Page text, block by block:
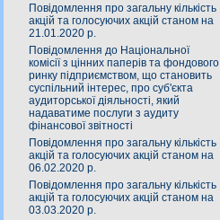
Повідомлення про загальну кількість
акцій та голосуючих акцій станом на
21.01.2020 р.
Повідомлення до Національної
комісії з цінних паперів та фондового
ринку підприємством, що становить
суспільний інтерес, про суб'єкта
аудиторської діяльності, який
надаватиме послуги з аудиту
фінансової звітності
Повідомлення про загальну кількість
акцій та голосуючих акцій станом на
06.02.2020 р.
Повідомлення про загальну кількість
акцій та голосуючих акцій станом на
03.03.2020 р.